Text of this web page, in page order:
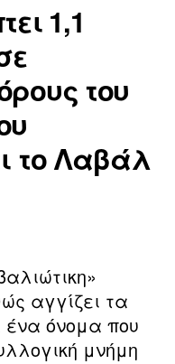
1,1
του
το Λαβάλ
αγγίζει τα
ένα όνομα που
μνήμη